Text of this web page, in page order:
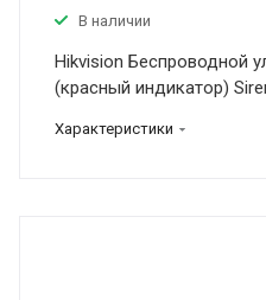
В наличии
Hikvision Беспроводной
(красный индикатор)
Характеристики